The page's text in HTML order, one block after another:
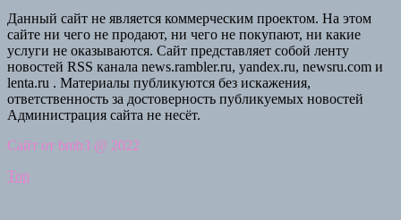
Данный сайт не является коммерческим проектом. На этом
сайте ни чего не продают, ни чего не покупают, ни какие
услуги не оказываются. Сайт представляет собой ленту
новостей RSS канала news.rambler.ru, yandex.ru, newsru.com и
lenta.ru . Материалы публикуются без искажения,
ответственность за достоверность публикуемых новостей
Администрация сайта не несёт.
Сайт от bmb3 @ 2022
Top